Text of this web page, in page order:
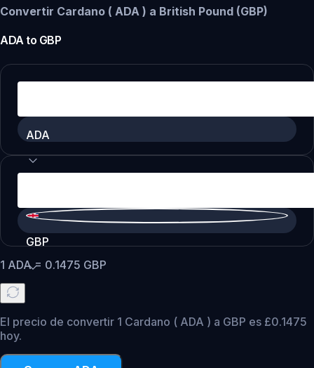
Convertir Cardano ( ADA ) a British Pound (GBP)
ADAto GBP
ADA
GBP
1 ADA= 0.1475 GBP
El precio de convertir 1 Cardano ( ADA ) a GBP es £0.1475
hoy.